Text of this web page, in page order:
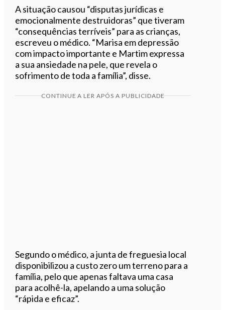
A situação causou “disputas jurídicas e
emocionalmente destruidoras” que tiveram
“consequências terríveis” para as crianças,
escreveu o médico. “Marisa em depressão
com impacto importante e Martim expressa
a sua ansiedade na pele, que revela o
sofrimento de toda a família”, disse.
CONTINUE A LER APÓS A PUBLICIDADE
Segundo o médico, a junta de freguesia local
disponibilizou a custo zero um terreno para a
família, pelo que apenas faltava uma casa
para acolhê-la, apelando a uma solução
“rápida e eficaz”.